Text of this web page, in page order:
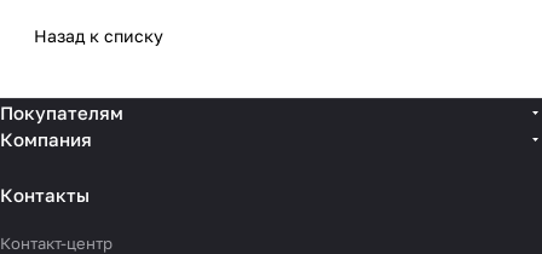
Назад к списку
Покупателям
Компания
Контакты
Контакт-центр